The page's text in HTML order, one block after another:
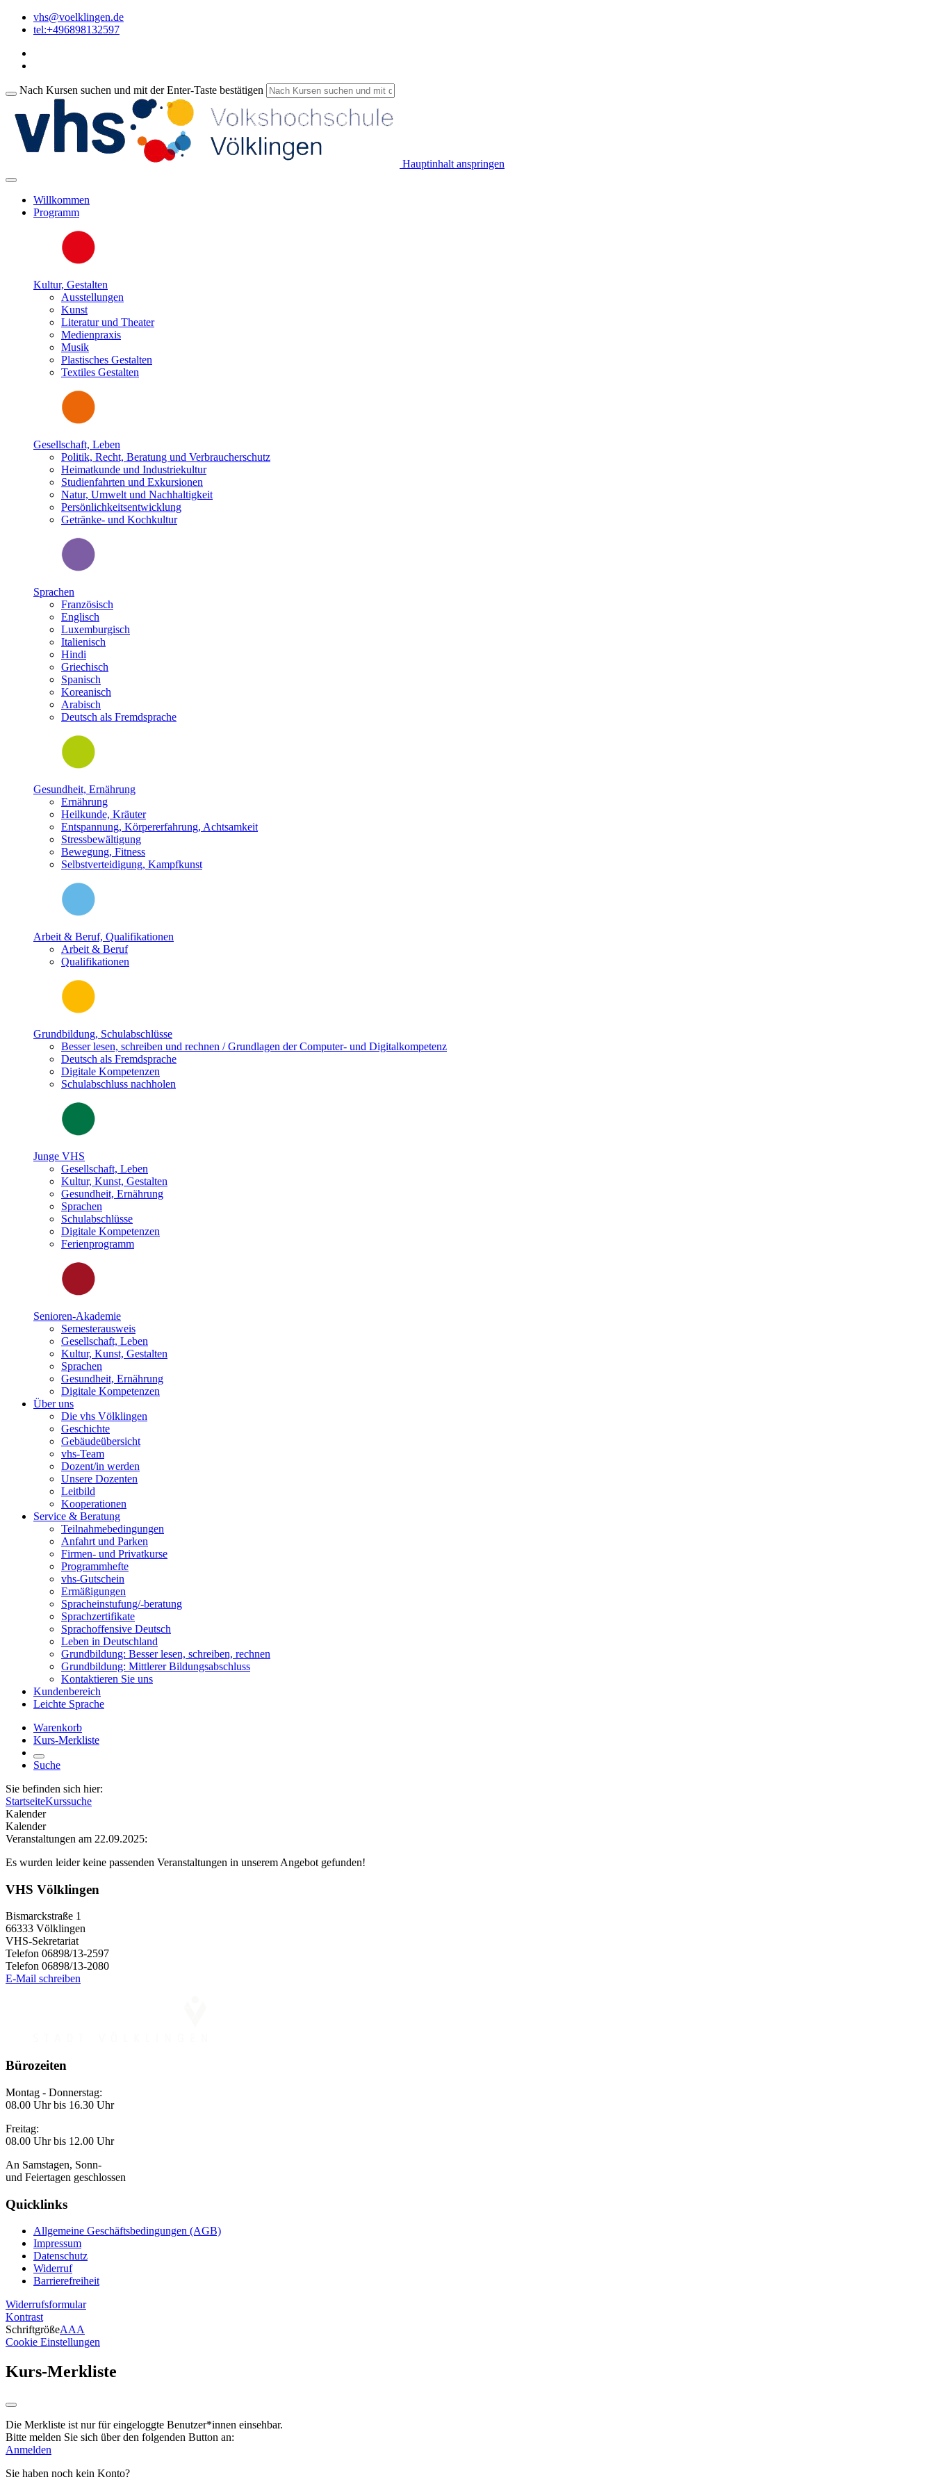
vhs@voelklingen.de
tel:+496898132597
Nach Kursen suchen und mit der Enter-Taste bestätigen
Hauptinhalt anspringen
Willkommen
Programm
Kultur, Gestalten
Ausstellungen
Kunst
Literatur und Theater
Medienpraxis
Musik
Plastisches Gestalten
Textiles Gestalten
Gesellschaft, Leben
Politik, Recht, Beratung und Verbraucherschutz
Heimatkunde und Industriekultur
Studienfahrten und Exkursionen
Natur, Umwelt und Nachhaltigkeit
Persönlichkeitsentwicklung
Getränke- und Kochkultur
Sprachen
Französisch
Englisch
Luxemburgisch
Italienisch
Hindi
Griechisch
Spanisch
Koreanisch
Arabisch
Deutsch als Fremdsprache
Gesundheit, Ernährung
Ernährung
Heilkunde, Kräuter
Entspannung, Körpererfahrung, Achtsamkeit
Stressbewältigung
Bewegung, Fitness
Selbstverteidigung, Kampfkunst
Arbeit & Beruf, Qualifikationen
Arbeit & Beruf
Qualifikationen
Grundbildung, Schulabschlüsse
Besser lesen, schreiben und rechnen / Grundlagen der Computer- und Digitalkompetenz
Deutsch als Fremdsprache
Digitale Kompetenzen
Schulabschluss nachholen
Junge VHS
Gesellschaft, Leben
Kultur, Kunst, Gestalten
Gesundheit, Ernährung
Sprachen
Schulabschlüsse
Digitale Kompetenzen
Ferienprogramm
Senioren-Akademie
Semesterausweis
Gesellschaft, Leben
Kultur, Kunst, Gestalten
Sprachen
Gesundheit, Ernährung
Digitale Kompetenzen
Über uns
Die vhs Völklingen
Geschichte
Gebäudeübersicht
vhs-Team
Dozent/in werden
Unsere Dozenten
Leitbild
Kooperationen
Service & Beratung
Teilnahmebedingungen
Anfahrt und Parken
Firmen- und Privatkurse
Programmhefte
vhs-Gutschein
Ermäßigungen
Spracheinstufung/-beratung
Sprachzertifikate
Sprachoffensive Deutsch
Leben in Deutschland
Grundbildung: Besser lesen, schreiben, rechnen
Grundbildung: Mittlerer Bildungsabschluss
Kontaktieren Sie uns
Kundenbereich
Leichte Sprache
Warenkorb
Kurs-Merkliste
Suche
Sie befinden sich hier:
StartseiteKurssuche
Kalender
Kalender
Veranstaltungen am 22.09.2025:
Es wurden leider keine passenden Veranstaltungen in unserem Angebot gefunden!
VHS Völklingen
Bismarckstraße 1
66333 Völklingen
VHS-Sekretariat
Telefon 06898/13-2597
Telefon 06898/13-2080
E-Mail schreiben
Bürozeiten
Montag - Donnerstag:
08.00 Uhr bis 16.30 Uhr
Freitag:
08.00 Uhr bis 12.00 Uhr
An Samstagen, Sonn-
und Feiertagen geschlossen
Quicklinks
Allgemeine Geschäftsbedingungen (AGB)
Impressum
Datenschutz
Widerruf
Barrierefreiheit
Widerrufsformular
Kontrast
SchriftgrößeAAA
Cookie Einstellungen
Kurs-Merkliste
Die Merkliste ist nur für eingeloggte Benutzer*innen einsehbar.
Bitte melden Sie sich über den folgenden Button an:
Anmelden
Sie haben noch kein Konto?